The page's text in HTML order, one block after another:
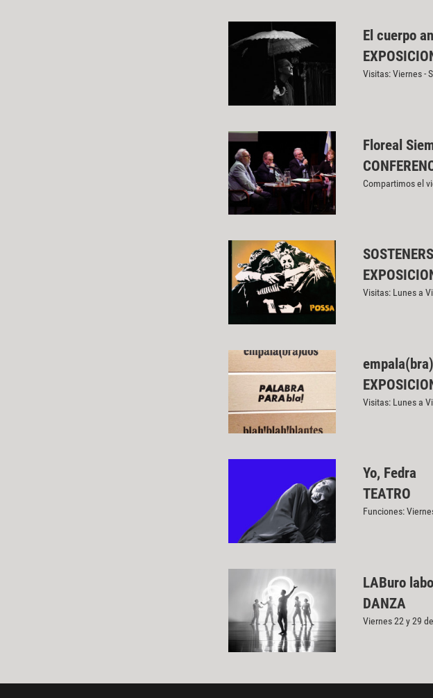
El cuerpo
Visitas: Viernes -
Floreal
Compartimos el
Visitas: Lunes a
Visitas: Lunes a
Yo, Fedra
TEATRO
Funciones:
LABuro
DANZA
Viernes 22 y 29